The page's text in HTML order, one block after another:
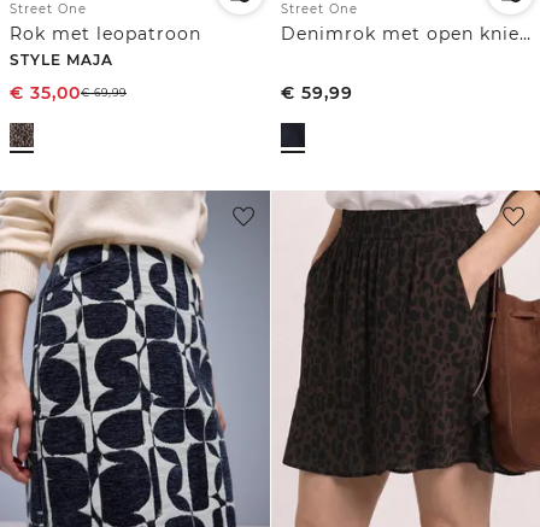
Street One
Rok met leopatroon
STYLE MAJA
€ 35,00€69,99
Street One
Denimrok met open knieën en wikkel-look
€ 59,99